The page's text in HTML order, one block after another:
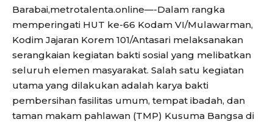
Barabai,metrotalenta.online—-Dalam rangka
memperingati HUT ke-66 Kodam VI/Mulawarman,
Kodim Jajaran Korem 101/Antasari melaksanakan
serangkaian kegiatan bakti sosial yang melibatkan
seluruh elemen masyarakat. Salah satu kegiatan
utama yang dilakukan adalah karya bakti
pembersihan fasilitas umum, tempat ibadah, dan
taman makam pahlawan (TMP) Kusuma Bangsa di